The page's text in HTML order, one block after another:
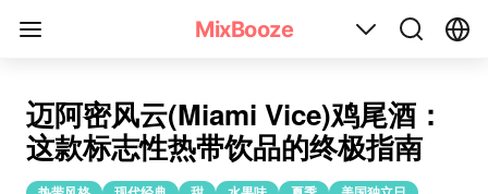
MixBooze
迈阿密风云(Miami Vice)鸡尾酒：
这款标志性热带饮品的终极指南